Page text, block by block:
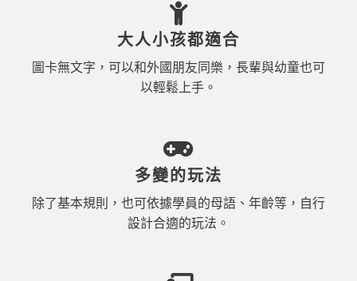
大人小孩都適合
圖卡無文字，可以和外國朋友同樂，長輩與幼童也可
以輕鬆上手。
多變的玩法
除了基本規則，也可依據學員的母語、年齡等，自行
設計合適的玩法。